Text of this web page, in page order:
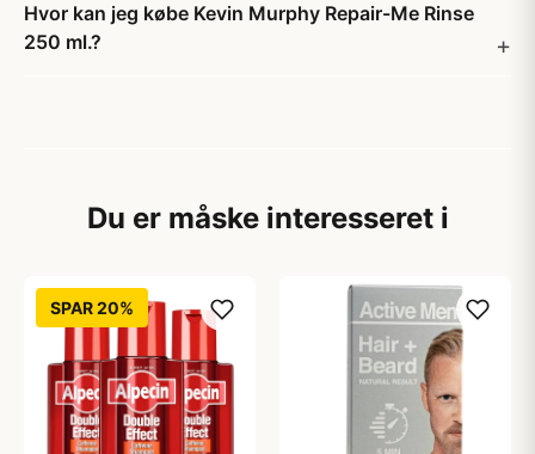
Hvor kan jeg købe Kevin Murphy Repair-Me Rinse
250 ml.?
Du er måske interesseret i
SPAR 20%